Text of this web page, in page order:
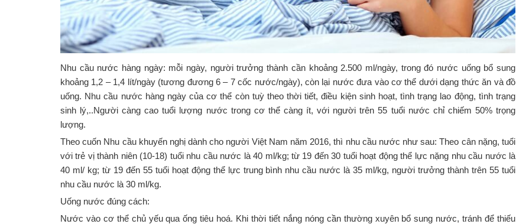
Nhu cầu nước hàng ngày: mỗi ngày, người trưởng thành cần khoảng 2.500 ml/ngày, trong đó nước uống bổ sung
khoảng 1,2 – 1,4 lít/ngày (tương đương 6 – 7 cốc nước/ngày), còn lại nước đưa vào cơ thể dưới dạng thức ăn và đồ
uống. Nhu cầu nước hàng ngày của cơ thể còn tuỳ theo thời tiết, điều kiện sinh hoạt, tình trạng lao động, tình trạng
sinh lý,..Người càng cao tuổi lượng nước trong cơ thể càng ít, với người trên 55 tuổi nước chỉ chiếm 50% trọng
lượng.
Theo cuốn Nhu cầu khuyến nghị dành cho người Việt Nam năm 2016, thì nhu cầu nước như sau: Theo cân nặng, tuổi
với trẻ vị thành niên (10-18) tuổi nhu cầu nước là 40 ml/kg; từ 19 đến 30 tuổi hoạt động thể lực nặng nhu cầu nước là
40 ml/ kg; từ 19 đến 55 tuổi hoạt động thể lực trung bình nhu cầu nước là 35 ml/kg, người trưởng thành trên 55 tuổi
nhu cầu nước là 30 ml/kg.
Uống nước đúng cách:
Nước vào cơ thể chủ yếu qua ống tiêu hoá. Khi thời tiết nắng nóng cần thường xuyên bổ sung nước, tránh để thiếu